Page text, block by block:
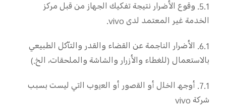
5.1. وقوع الأضرار نتيجة تفكيك الجهاز من قبل مركز
الخدمة غير المعتمد لدى vivo.
6.1. الأضرار الناجمة عن القضاء والقدر والتآكل الطبيعي
بالاستعمال (للغطاء والأزرار والشاشة والملحقات، الخ.)
7.1. أوﺟﮫ اﻟﺧﻠل أو اﻟﻘﺻور أو اﻟﻌﯾوب اﻟﺗﻲ ﻟﯿﺴﺖ ﺑﺴﺒﺐ
ﺷﺮﻛﺔ vivo